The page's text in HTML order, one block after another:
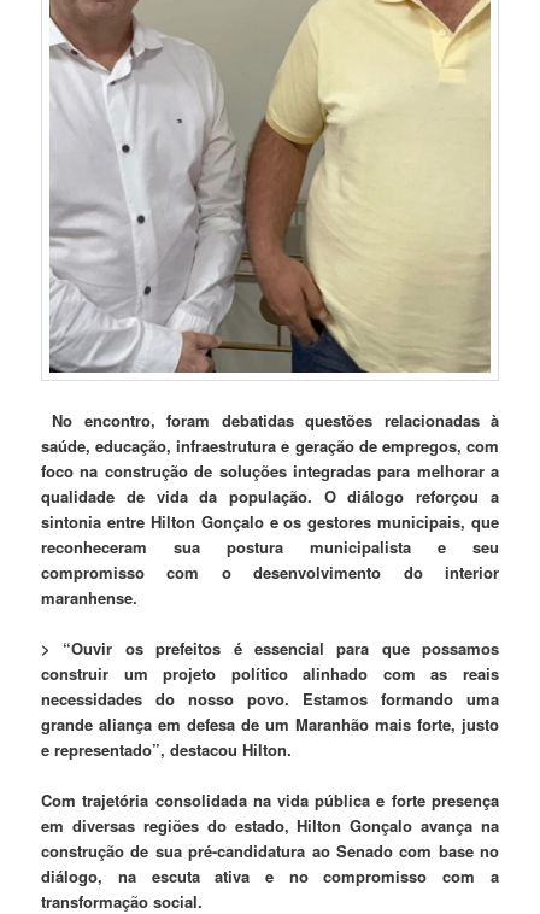
No encontro, foram debatidas questões relacionadas à
saúde, educação, infraestrutura e geração de empregos, com
foco na construção de soluções integradas para melhorar a
qualidade de vida da população. O diálogo reforçou a
sintonia entre Hilton Gonçalo e os gestores municipais, que
reconheceram sua postura municipalista e seu
compromisso com o desenvolvimento do interior
maranhense.
> “Ouvir os prefeitos é essencial para que possamos
construir um projeto político alinhado com as reais
necessidades do nosso povo. Estamos formando uma
grande aliança em defesa de um Maranhão mais forte, justo
e representado”, destacou Hilton.
Com trajetória consolidada na vida pública e forte presença
em diversas regiões do estado, Hilton Gonçalo avança na
construção de sua pré-candidatura ao Senado com base no
diálogo, na escuta ativa e no compromisso com a
transformação social.